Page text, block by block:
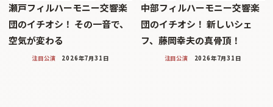
瀬戸フィルハーモニー交響楽
団のイチオシ！ その一音で、
空気が変わる
注目公演 2026年7月31日
中部フィルハーモニー交響楽
団のイチオシ！ 新しいシェ
フ、藤岡幸夫の真骨頂！
注目公演 2026年7月31日